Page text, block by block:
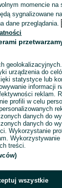
przez konto
LUB
momencie na
sygnalizowane
dane przeglądania.
urządzenia do
statystyce lub
informacji
reklam.
profili w celu
danych do
danych do
Wykorzystanie
treści.
wszystkie